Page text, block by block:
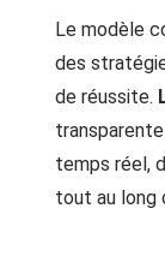
Le modèle
des
de réussite.
temps réel,
tout au long